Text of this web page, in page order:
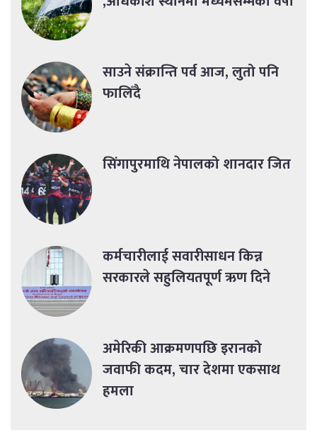
साउने संक्रान्ति पर्व आज, लुतो पनि
फालिँदै
सिंगापुरमाथि नेपालको शानदार जित
कर्मचारीलाई सवारीसाधन किन्न
सरकारले सहुलियतपूर्ण ऋण दिने
अमेरिकी आक्रमणपछि इरानको
जवाफी कदम, चार देशमा एकसाथ
हमला